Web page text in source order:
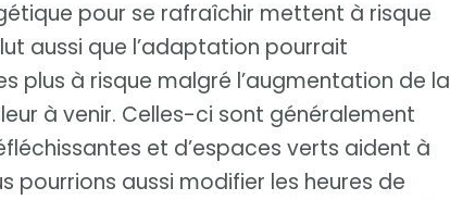
pour se rafraîchir mettent à risque
aussi que l’adaptation pourrait
plus à risque malgré l’augmentation de la
à venir. Celles-ci sont généralement
et d’espaces verts aident à
pourrions aussi modifier les heures de